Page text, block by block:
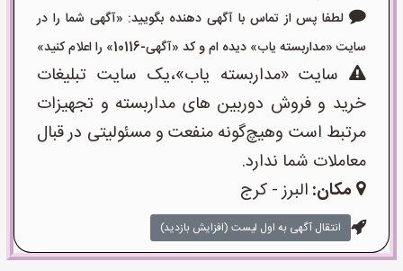
لطفا پس از تماس با آگهی دهنده بگویید: «آگهی شما را در
سایت «مداربسته یاب» دیده ام و کد «آگهی-10116» را اعلام کنید»
سایت «مداربسته یاب»،یک سایت تبلیغات
خرید و فروش دوربین های مداربسته و تجهیزات
مرتبط است وهیچ‌گونه منفعت و مسئولیتی در قبال
معاملات شما ندارد.
مکان: البرز - کرج
انتقال آگهی به اول لیست (افزایش بازدید)